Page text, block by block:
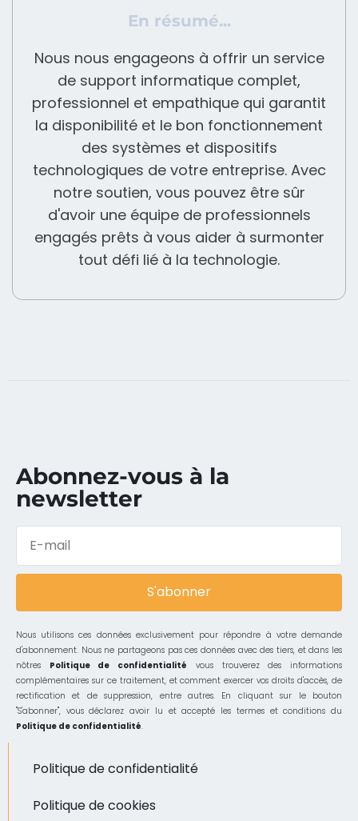
En résumé...
Nous nous engageons à offrir un service
de support informatique complet,
professionnel et empathique qui garantit
la disponibilité et le bon fonctionnement
des systèmes et dispositifs
technologiques de votre entreprise. Avec
notre soutien, vous pouvez être sûr
d'avoir une équipe de professionnels
engagés prêts à vous aider à surmonter
tout défi lié à la technologie.
Abonnez-vous à la
newsletter
S'abonner
Nous utilisons ces données exclusivement pour répondre à votre demande
d'abonnement. Nous ne partageons pas ces données avec des tiers, et dans les
nôtres Politique de confidentialité vous trouverez des informations
complémentaires sur ce traitement, et comment exercer vos droits d'accès, de
rectification et de suppression, entre autres. En cliquant sur le bouton
"S'abonner", vous déclarez avoir lu et accepté les termes et conditions du
Politique de confidentialité.
Politique de confidentialité
Politique de cookies